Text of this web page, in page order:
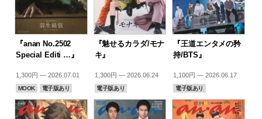
『anan No.2502
Special Editi …』
1,300円 — 2026.07.01
MOOK 電子版あり
『魅せるカラダ/モナ
キ』
1,300円 — 2026.06.24
電子版あり
『王道エンタメの矜
持/BTS』
1,100円 — 2026.06.17
電子版あり